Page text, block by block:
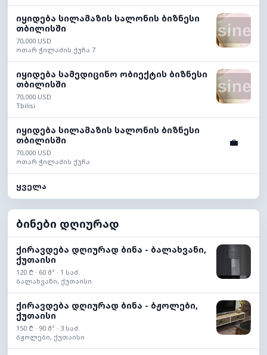
იყიდება სილამაზის სალონის ბიზნესი
თბილისში
70,000 USD
ოთარ ჭილაძის ქუჩა 7
იყიდება სამედიცინო ობიექტის ბიზნესი
თბილისში
70,000 USD
Tbilisi
იყიდება სილამაზის სალონის ბიზნესი
თბილისში
70,000 USD
ოთარ ჭილაძის ქუჩა
💼
ყველა
ბინები დღიურად
ქირავდება დღიურად ბინა - ბალახვანი,
ქუთაისი
120 ₾ · 60 მ² · 1 საძ.
ბალახვანი, ქუთაისი
ქირავდება დღიურად ბინა - ბჟოლები,
ქუთაისი
150 ₾ · 90 მ² · 3 საძ.
ბჟოლები, ქუთაისი